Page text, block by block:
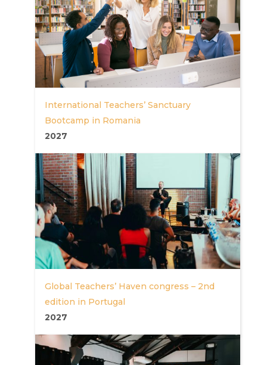
International Teachers’ Sanctuary
Bootcamp in Romania
2027
Global Teachers’ Haven congress – 2nd
edition in Portugal
2027